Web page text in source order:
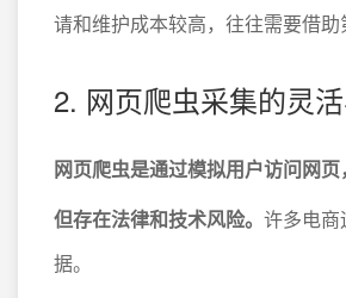
请和维护成本较高，往往需要借助
2. 网页爬虫采集的灵
网页爬虫是通过模拟用户访问网
但存在法律和技术风险。 许多电
据。